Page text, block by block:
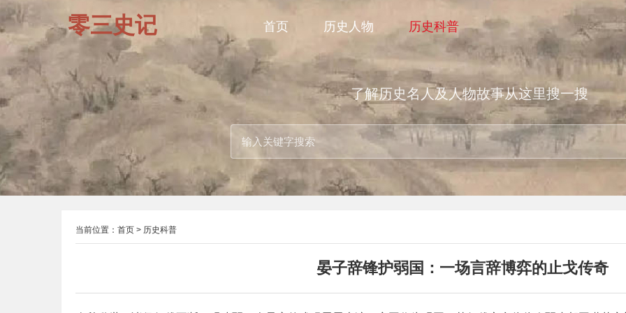
零三史记 首页 历史人物 历史科普
了解历史名人及人物故事从这里搜一搜
当前位置： 首页 > 历史科普
晏子辞锋护弱国：一场言辞博弈的止戈传奇